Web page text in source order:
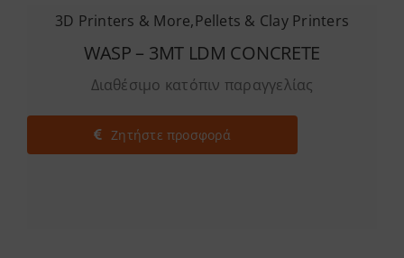
3D Printers & More,Pellets & Clay Printers
WASP – 3MT LDM CONCRETE
Διαθέσιμο κατόπιν παραγγελίας
Ζητήστε προσφορά